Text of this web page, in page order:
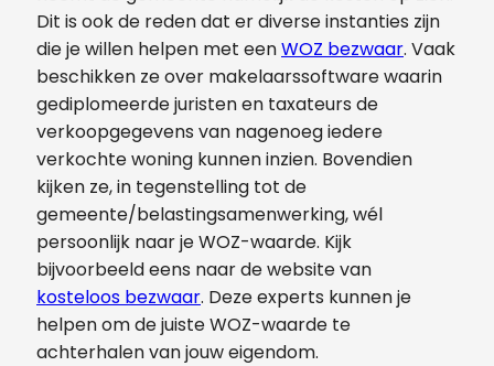
Dit is ook de reden dat er diverse instanties zijn
die je willen helpen met eenWOZ bezwaar. Vaak
beschikken ze over makelaarssoftware waarin
gediplomeerde juristen en taxateurs de
verkoopgegevens van nagenoeg iedere
verkochte woning kunnen inzien. Bovendien
kijken ze, in tegenstelling tot de
gemeente/belastingsamenwerking, wél
persoonlijk naar je WOZ-waarde. Kijk
bijvoorbeeld eens naar de website van
kosteloos bezwaar. Deze experts kunnen je
helpen om de juiste WOZ-waarde te
achterhalen van jouw eigendom.